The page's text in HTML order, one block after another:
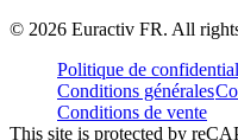
© 2026 Euractiv FR. All
Politique de
Conditions générales
Conditions de vente
This site is protected by